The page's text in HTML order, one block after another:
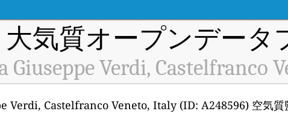
大気質オープンデー
Giuseppe Verdi, Castelfranco
Verdi, Castelfranco Veneto, Italy (ID: A248596) 空気質